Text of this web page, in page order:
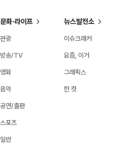
문화·라이프
관광
방송/TV
영화
음악
공연/출판
스포츠
일반
뉴스발전소
이슈크래커
요즘, 이거
그래픽스
한 컷